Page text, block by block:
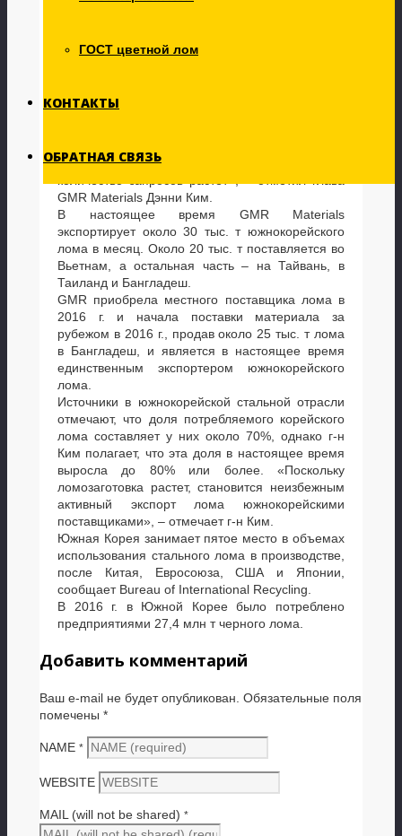
ГОСТ цветной лом
КОНТАКТЫ
ОБРАТНАЯ СВЯЗЬ
заключила сделку на поставку около 3000 т
лома H2 по цене $241 за т CFR Футацзима,
Корея и около 5000 т H1/2 50:50 в Таиланд по
большим доверием со стороны покупателей, и
GMR Materials Дэнни Ким.
В настоящее время GMR Materials
экспортирует около 30 тыс. т южнокорейского
лома в месяц. Около 20 тыс. т поставляется во
Вьетнам, а остальная часть – на Тайвань, в
Таиланд и Бангладеш.
GMR приобрела местного поставщика лома в
2016 г. и начала поставки материала за
рубежом в 2016 г., продав около 25 тыс. т лома
в Бангладеш, и является в настоящее время
единственным экспортером южнокорейского
лома.
Источники в южнокорейской стальной отрасли
отмечают, что доля потребляемого корейского
лома составляет у них около 70%, однако г-н
Ким полагает, что эта доля в настоящее время
выросла до 80% или более. «Поскольку
ломозаготовка растет, становится неизбежным
активный экспорт лома южнокорейскими
поставщиками», – отмечает г-н Ким.
Южная Корея занимает пятое место в объемах
использования стального лома в производстве,
после Китая, Евросоюза, США и Японии,
сообщает Bureau of International Recycling.
В 2016 г. в Южной Корее было потреблено
предприятиями 27,4 млн т черного лома.
Добавить комментарий
Ваш e-mail не будет опубликован. Обязательные поля
помечены *
NAME *
WEBSITE
MAIL (will not be shared) *